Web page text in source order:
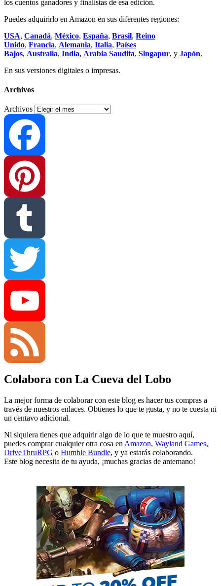
los cuentos ganadores y finalistas de esa edición.
Puedes adquirirlo en Amazon en sus diferentes regiones:
USA, Canadá, México, España, Brasil, Reino
Unido, Francia, Alemania, Italia, Países
Bajos, Australia, India, Arabia Saudita, Singapur, y Japón.
En sus versiones digitales o impresas.
Archivos
Archivos
Facebook
Pinterest
Tumblr
Twitter
YouTube
Channel
Feed
Colabora con La Cueva del Lobo
La mejor forma de colaborar con este blog es hacer tus compras a
través de nuestros enlaces. Obtienes lo que te gusta, y no te cuesta ni
un centavo adicional.
Ni siquiera tienes que adquirir algo de lo que te muestro aquí,
puedes comprar cualquier otra cosa en Amazon, Wayland Games,
DriveThruRPG o Humble Bundle, y ya estarás colaborando.
Este blog necesita de tu ayuda, ¡muchas gracias de antemano!